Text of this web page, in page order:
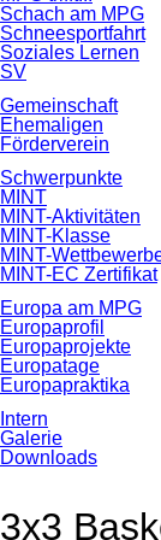
Schach am MPG
Schneesportfahrt
Soziales Lernen
SV
Gemeinschaft
Ehemaligen
Förderverein
Schwerpunkte
MINT
MINT-Aktivitäten
MINT-Klasse
MINT-
MINT-EC Zertifikat
Europa am MPG
Europaprofil
Europaprojekte
Europatage
Europapraktika
Intern
Galerie
Downloads
3x3